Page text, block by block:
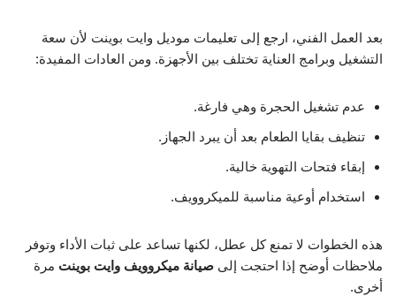
بعد العمل الفني، ارجع إلى تعليمات موديل وايت بوينت لأن سعة
التشغيل وبرامج العناية تختلف بين الأجهزة. ومن العادات المفيدة:
عدم تشغيل الحجرة وهي فارغة.
تنظيف بقايا الطعام بعد أن يبرد الجهاز.
إبقاء فتحات التهوية خالية.
استخدام أوعية مناسبة للميكروويف.
هذه الخطوات لا تمنع كل عطل، لكنها تساعد على ثبات الأداء وتوفر
ملاحظات أوضح إذا احتجت إلى صيانة ميكروويف وايت بوينت مرة
أخرى.